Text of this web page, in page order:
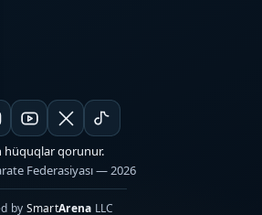
qorunur.
Federasiyası — 2026
by SmartArena LLC